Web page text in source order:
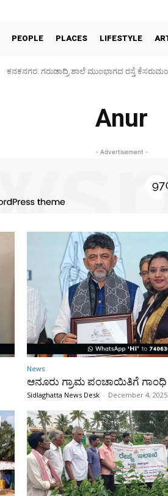
PEOPLE PLACES LIFESTYLE
ಕನಕನಗರ: ಗರುಡಾದ್ರಿ ಶಾಲೆ ಮುಂಭಾಗದ ರಸ್ತೆ
Anur
- Advertisement -
News
ಆನೂರು ಗ್ರಾಮ ಪಂಚಾಯಿತಿಗೆ ಗಾಂಧಿ
Sidlaghatta News Desk - December 4, 2025